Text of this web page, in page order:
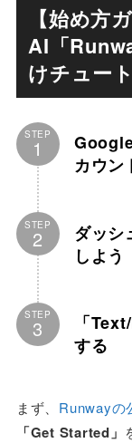
【始め方
AI「
けチュー
STEP
1
カウン
STEP
2
ダッシ
しよう
STEP
3
「
する
まず、 Runwayの
「Get Started」